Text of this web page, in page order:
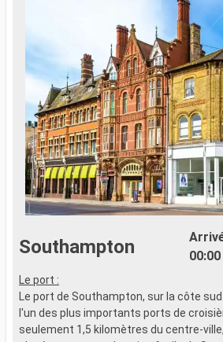
Southampton
00:00
Le port :
Le port de Southampton, sur la côte
l'un des plus importants ports de
seulement 1,5 kilomètres du centre-